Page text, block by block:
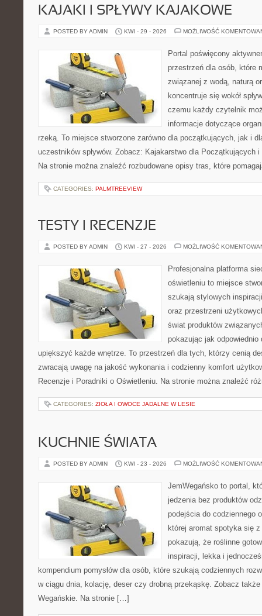
KAJAKI I SPŁYWY KAJAKOWE
POSTED BY ADMIN KWI - 29 - 2026 MOŻLIWOŚĆ
Portal poświęcony
przestrzeń dla osób, które
związanej z wodą, naturą
koncentruje się wokół
czemu każdy czytelnik
informacje dotyczące
rzeką. To miejsce stworzone zarówno dla początkujących, jak i
uczestników spływów. Zobacz: Kajakarstwo dla Początkujących
Na stronie można znaleźć rozbudowane opisy tras, które
CATEGORIES: PALMTREEVIEW
TESTY I RECENZJE
POSTED BY ADMIN KWI - 27 - 2026 MOŻLIWOŚĆ
Profesjonalna platforma
oświetleniu to miejsce
szukają stylowych
oraz przestrzeni
świat produktów
pokazując jak odpowiednio
upiększyć każde wnętrze. To przestrzeń dla tych, którzy cenią
zwracają uwagę na jakość wykonania i codzienny komfort
Recenzje i Poradniki o Oświetleniu. Na stronie można znaleźć
CATEGORIES: ZIOŁA I OWOCE JADALNE W LESIE
KUCHNIE ŚWIATA
POSTED BY ADMIN KWI - 23 - 2026 MOŻLIWOŚĆ
JemWegańsko to portal,
jedzenia bez produktów
podejścia do codziennego
której aromat spotyka się
pokazują, że roślinne
inspiracji, lekka i
kompendium pomysłów dla osób, które szukają codziennych
w ciągu dnia, kolację, deser czy drobną przekąskę. Zobacz
Wegańskie. Na stronie […]